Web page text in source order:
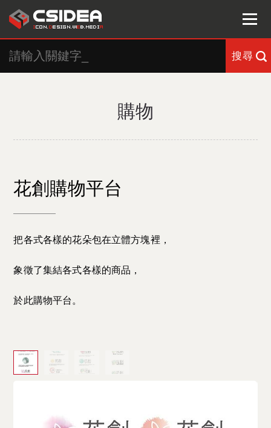
搜尋
購物
花創購物平台
把各式各樣的花朵包在立體方塊裡，
象徵了集結各式各樣的商品，
於此購物平台。